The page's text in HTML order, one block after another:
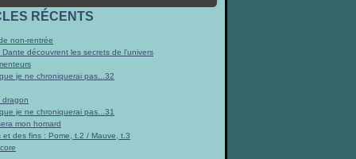
RÉCENTS
non-rentrée
Dante découvrent les secrets de l'univers
je ne chroniquerai pas...32
dragon
je ne chroniquerai pas...31
mon homard
et des fins : Pome, t.2 / Mauve, t.3